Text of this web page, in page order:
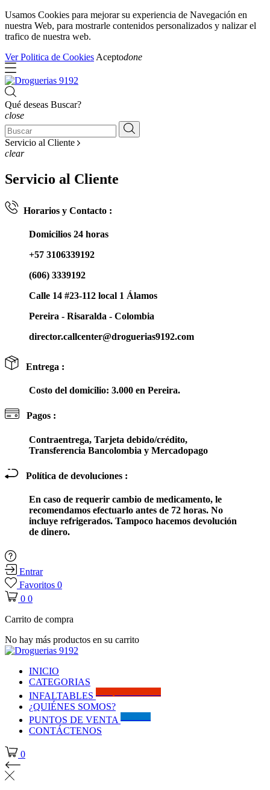
Usamos Cookies para mejorar su experiencia de Navegación en
nuestra Web, para mostrarle contenidos personalizados y nalizar el
trafico de nuestra web.
Ver Politica de Cookies Aceptodone
Qué deseas Buscar?
close
Servicio al Cliente
clear
Servicio al Cliente
Horarios y Contacto :
Domicilios 24 horas
+57 3106339192
(606) 3339192
Calle 14 #23-112 local 1 Álamos
Pereira - Risaralda - Colombia
director.callcenter@droguerias9192.com
Entrega :
Costo del domicilio: 3.000 en Pereira.
Pagos :
Contraentrega, Tarjeta debido/crédito,
Transferencia Bancolombia y Mercadopago
Política de devoluciones :
En caso de requerir cambio de medicamento, le
recomendamos efectuarlo antes de 72 horas. No
incluye refrigerados. Tampoco hacemos devolución
de dinero.
Entrar
Favoritos 0
0 0
Carrito de compra
No hay más productos en su carrito
INICIO
CATEGORIAS
INFALTABLES
¿QUIÉNES SOMOS?
PUNTOS DE VENTA
CONTÁCTENOS
0